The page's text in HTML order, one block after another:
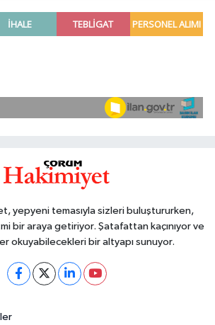
yepyeni temasıyla sizleri buluştururken,
bir araya getiriyor. Şatafattan kaçınıyor ve
okuyabilecekleri bir altyapı sunuyor.